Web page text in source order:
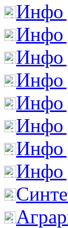
Инфо
Инфо
Инфо
Инфо
Инфо
Инфо
Инфо
Инфо